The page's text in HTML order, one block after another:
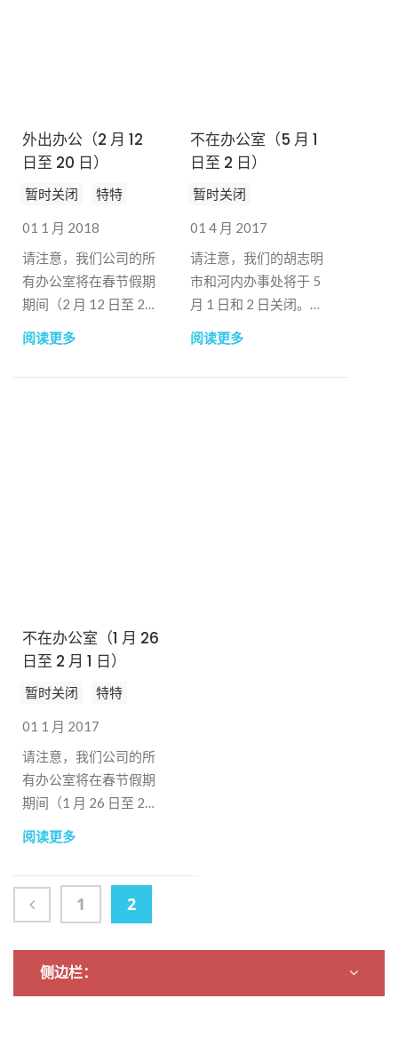
外出办公（2 月 12
日至 20 日）
暂时关闭 特特
01 1 月 2018
请注意，我们公司的所
有办公室将在春节假期
期间（2 月 12 日至 2
月 20 日）关闭。我们
将于 2018 年 2 月 21
阅读更多
不在办公室（5 月 1
日至 2 日）
暂时关闭
01 4 月 2017
请注意，我们的胡志明
市和河内办事处将于 5
月 1 日和 2 日关闭。
（越南国庆节）我们将
于 5 月 3 日照常上班。
阅读更多
不在办公室（1 月 26
日至 2 月 1 日）
暂时关闭 特特
01 1 月 2017
请注意，我们公司的所
有办公室将在春节假期
期间（1 月 26 日至 2
月 1 日）关闭。我们将
于 2017 年 2 月 2 日重
支持和合作。谢谢
B&Company Inc.，
如有其他疑问，请通过
阅读更多
1 2
侧边栏：